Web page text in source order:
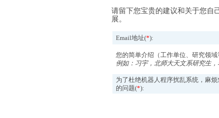
请留下您宝贵的建议和关于您自
展。
Email地址(*):
您的简单介绍（工作单位、研究领域
例如：习宇，北师大天文系研究生
为了杜绝机器人程序扰乱系统，麻
的问题(*):